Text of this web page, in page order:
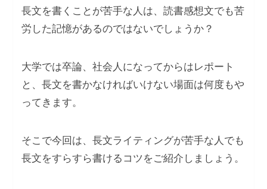
長文を書くことが苦手な人は、読書感想文でも苦
労した記憶があるのではないでしょうか？
大学では卒論、社会人になってからはレポート
と、長文を書かなければいけない場面は何度もや
ってきます。
そこで今回は、長文ライティングが苦手な人でも
長文をすらすら書けるコツをご紹介しましょう。